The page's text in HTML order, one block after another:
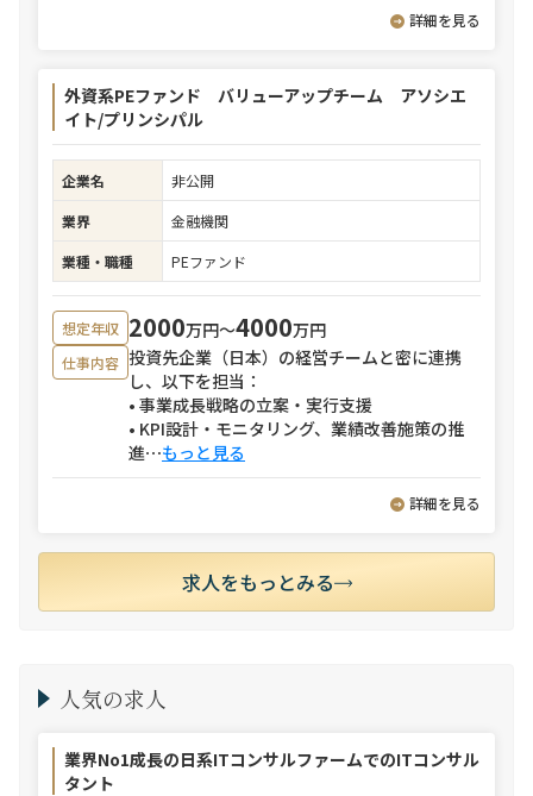
詳細を見る
外資系PEファンド バリューアップチーム アソシエ
イト/プリンシパル
企業名
非公開
業界
金融機関
業種・職種
PEファンド
想定年収 2000万円〜4000万円
仕事内容 投資先企業（日本）の経営チームと密に連携
し、以下を担当：
• 事業成長戦略の立案・実行支援
• KPI設計・モニタリング、業績改善施策の推
進⋯もっと見る
詳細を見る
求人をもっとみる
人気の求人
業界No1成長の日系ITコンサルファームでのITコンサル
タント